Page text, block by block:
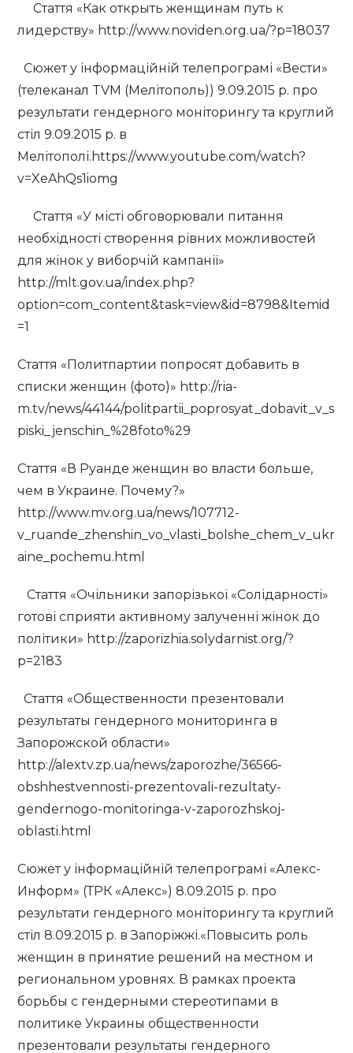
Стаття «Как открыть женщинам путь к
лидерству» http://www.noviden.org.ua/?p=18037
Сюжет у інформаційній телепрограмі «Вести»
(телеканал TVM (Мелітополь)) 9.09.2015 р. про
результати гендерного моніторингу та круглий
стіл 9.09.2015 р. в
Мелітополі.https://www.youtube.com/watch?
v=XeAhQs1iomg
Стаття «У місті обговорювали питання
необхідності створення рівних можливостей
для жінок у виборчій кампанії»
http://mlt.gov.ua/index.php?
option=com_content&task=view&id=8798&Itemid
=1
Стаття «Политпартии попросят добавить в
списки женщин (фото)» http://ria-
m.tv/news/44144/politpartii_poprosyat_dobavit_v_s
piski_jenschin_%28foto%29
Стаття «В Руанде женщин во власти больше,
чем в Украине. Почему?»
http://www.mv.org.ua/news/107712-
v_ruande_zhenshin_vo_vlasti_bolshe_chem_v_ukr
aine_pochemu.html
Стаття «Очільники запорізької «Солідарності»
готові сприяти активному залученні жінок до
політики» http://zaporizhia.solydarnist.org/?
p=2183
Стаття «Общественности презентовали
результаты гендерного мониторинга в
Запорожской области»
http://alextv.zp.ua/news/zaporozhe/36566-
obshhestvennosti-prezentovali-rezultaty-
gendernogo-monitoringa-v-zaporozhskoj-
oblasti.html
Сюжет у інформаційній телепрограмі «Алекс-
Информ» (ТРК «Алекс») 8.09.2015 р. про
результати гендерного моніторингу та круглий
стіл 8.09.2015 р. в Запоріжжі.«Повысить роль
женщин в принятие решений на местном и
региональном уровнях. В рамках проекта
борьбы с гендерными стереотипами в
политике Украины общественности
презентовали результаты гендерного